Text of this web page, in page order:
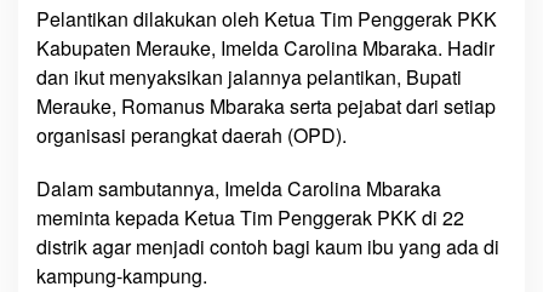
k
2
2
K
e
t
a
T
i
Pelantikan dilakukan oleh Ketua Tim Penggerak PKK
Kabupaten Merauke, Imelda Carolina Mbaraka. Hadir
dan ikut menyaksikan jalannya pelantikan, Bupati
Merauke, Romanus Mbaraka serta pejabat dari setiap
organisasi perangkat daerah (OPD).
Dalam sambutannya, Imelda Carolina Mbaraka
meminta kepada Ketua Tim Penggerak PKK di 22
distrik agar menjadi contoh bagi kaum ibu yang ada di
kampung-kampung.